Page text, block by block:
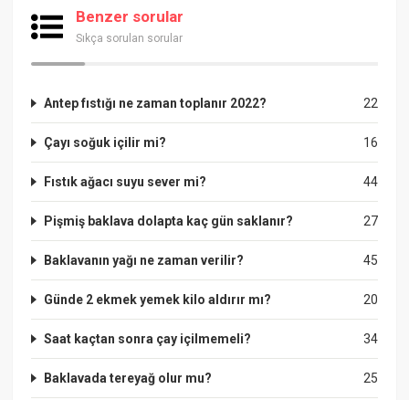
Benzer sorular
Sıkça sorulan sorular
22
Antep fıstığı ne zaman toplanır 2022?
16
Çayı soğuk içilir mi?
44
Fıstık ağacı suyu sever mi?
27
Pişmiş baklava dolapta kaç gün saklanır?
45
Baklavanın yağı ne zaman verilir?
20
Günde 2 ekmek yemek kilo aldırır mı?
34
Saat kaçtan sonra çay içilmemeli?
25
Baklavada tereyağ olur mu?